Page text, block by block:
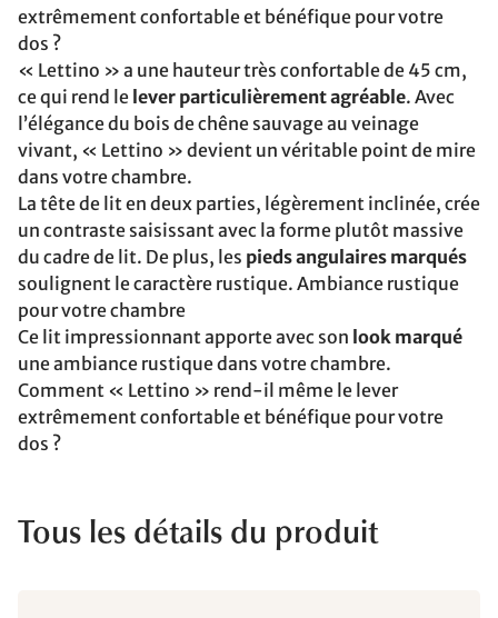
extrêmement confortable et bénéfique pour votre
dos ?
« Lettino » a une hauteur très confortable de 45 cm,
ce qui rend le lever particulièrement agréable. Avec
l’élégance du bois de chêne sauvage au veinage
vivant, « Lettino » devient un véritable point de mire
dans votre chambre.
La tête de lit en deux parties, légèrement inclinée, crée
un contraste saisissant avec la forme plutôt massive
du cadre de lit. De plus, les pieds angulaires marqués
soulignent le caractère rustique. Ambiance rustique
pour votre chambre
Ce lit impressionnant apporte avec son look marqué
une ambiance rustique dans votre chambre.
Comment « Lettino » rend-il même le lever
extrêmement confortable et bénéfique pour votre
dos ?
Tous les détails du produit